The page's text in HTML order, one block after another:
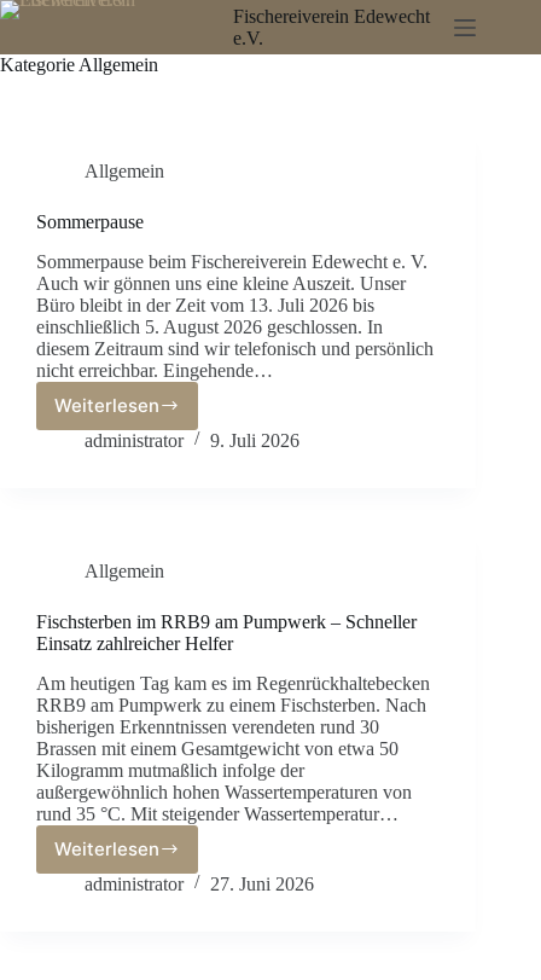
Zum
springen
Fischereiverein Edewecht
e.V.
Kategorie Allgemein
Allgemein
Sommerpause
Sommerpause beim Fischereiverein Edewecht e. V.
Auch wir gönnen uns eine kleine Auszeit. Unser
Büro bleibt in der Zeit vom 13. Juli 2026 bis
einschließlich 5. August 2026 geschlossen. In
diesem Zeitraum sind wir telefonisch und persönlich
nicht erreichbar. Eingehende…
WeiterlesenSommerpause
administrator 9. Juli 2026
Allgemein
Fischsterben im RRB9 am Pumpwerk – Schneller
Einsatz zahlreicher Helfer
Am heutigen Tag kam es im Regenrückhaltebecken
RRB9 am Pumpwerk zu einem Fischsterben. Nach
bisherigen Erkenntnissen verendeten rund 30
Brassen mit einem Gesamtgewicht von etwa 50
Kilogramm mutmaßlich infolge der
außergewöhnlich hohen Wassertemperaturen von
rund 35 °C. Mit steigender Wassertemperatur…
WeiterlesenFischsterben
im
administrator 27. Juni 2026